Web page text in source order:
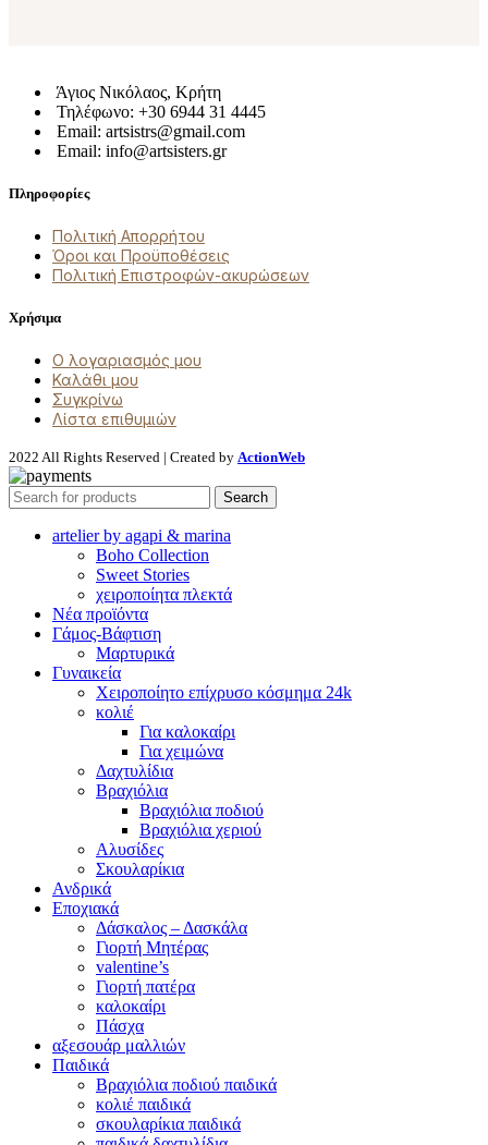
Άγιος Νικόλαος, Κρήτη
Τηλέφωνο: +30 6944 31 4445
Email: artsistrs@gmail.com
Email: info@artsisters.gr
Πληροφορίες
Πολιτική Απορρήτου
Όροι και Προϋποθέσεις
Πολιτική Επιστροφών-ακυρώσεων
Χρήσιμα
Ο λογαριασμός μου
Καλάθι μου
Συγκρίνω
Λίστα επιθυμιών
2022 All Rights Reserved | Created by ActionWeb
Search
artelier by agapi & marina
Boho Collection
Sweet Stories
χειροποίητα πλεκτά
Νέα προϊόντα
Γάμος-Βάφτιση
Μαρτυρικά
Γυναικεία
Χειροποίητο επίχρυσο κόσμημα 24k
κολιέ
Για καλοκαίρι
Για χειμώνα
Δαχτυλίδια
Βραχιόλια
Βραχιόλια ποδιού
Βραχιόλια χεριού
Αλυσίδες
Σκουλαρίκια
Ανδρικά
Εποχιακά
Δάσκαλος – Δασκάλα
Γιορτή Μητέρας
valentine’s
Γιορτή πατέρα
καλοκαίρι
Πάσχα
αξεσουάρ μαλλιών
Παιδικά
Βραχιόλια ποδιού παιδικά
κολιέ παιδικά
σκουλαρίκια παιδικά